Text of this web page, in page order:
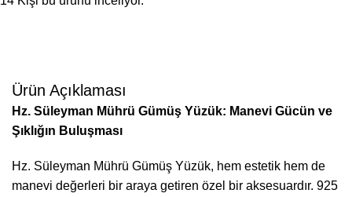
Ürün Açıklaması
Hz. Süleyman Mührü Gümüş Yüzük: Manevi Gücün ve
Şıklığın Buluşması
Hz. Süleyman Mührü Gümüş Yüzük, hem estetik hem de
manevi değerleri bir araya getiren özel bir aksesuardır. 925